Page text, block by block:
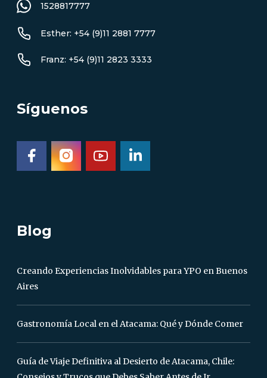
1528817777
Esther: +54 (9)11 2881 7777
Franz: +54 (9)11 2823 3333
Síguenos
Blog
Creando Experiencias Inolvidables para YPO en Buenos
Aires
Gastronomía Local en el Atacama: Qué y Dónde Comer
Guía de Viaje Definitiva al Desierto de Atacama, Chile: